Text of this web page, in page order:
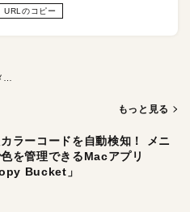
URLのコピー
もっと見る
ラーコードを自動検知！ メニ
を管理できるMacアプリ
Bucket」